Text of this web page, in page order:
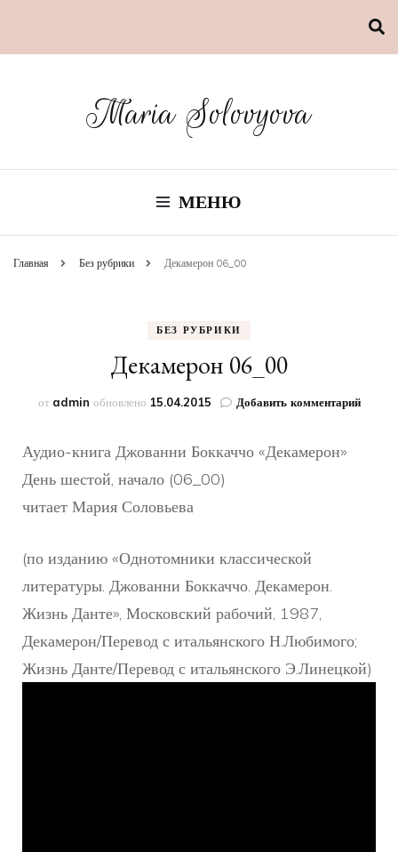
Maria Solovyova
МЕНЮ
Главная Без рубрики Декамерон 06_00
БЕЗ РУБРИКИ
Декамерон 06_00
от admin обновлено 15.04.2015 Добавить комментарийк
Аудио-книга Джованни Боккаччо «Декамерон»
День шестой, начало (06_00)
читает Мария Соловьева
(по изданию «Однотомники классической
литературы. Джованни Боккаччо. Декамерон.
Жизнь Данте», Московский рабочий, 1987,
Декамерон/Перевод с итальянского Н.Любимого;
Жизнь Данте/Перевод с итальянского Э.Линецкой)